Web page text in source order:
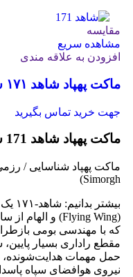
مقایسه
مشاهده سریع
افزودن به علاقه مندی
ماکت پهپاد شاهد ۱۷۱ سیمرغ
جهت خرید تماس بگیرید
ماکت پهپاد شاهد 171 سیمرغ
Simorgh)
که با مهندسی بومی
مقطع راداری بسیار
حمل مهمات هدایت‌شونده،
نیروی هوافضای سپاه